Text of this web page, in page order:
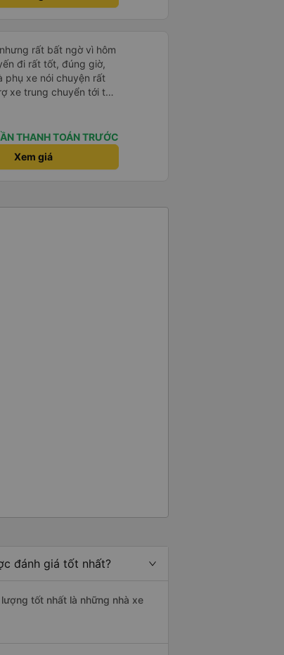
rất bất ngờ vì hôm
đi rất tốt, đúng giờ,
phụ xe nói chuyện rất
xe trung chuyển tới tận
duy trì được chất lượng
THANH TOÁN TRƯỚC
Xem giá
đánh giá tốt nhất?
tốt nhất là những nhà xe